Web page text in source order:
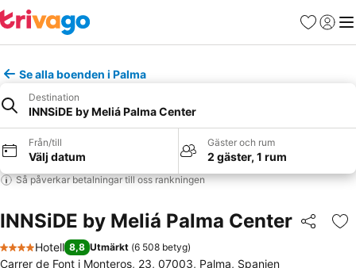
Favoriter
Logga
Se alla boenden i Palma
Destination
INNSiDE by Meliá Palma Center
Från/till
Välj datum
Gäster och rum
2 gäster, 1 rum
Så påverkar betalningar till oss rankningen
INNSiDE by Meliá Palma Center Dela
4 Stjärnor
Hotell 8,8 Utmärkt (6 508 betyg)
Carrer de Font i Monteros, 23, 07003, Palma, Spanien